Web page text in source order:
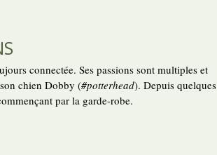
connectée. Ses passions sont multiples et
chien Dobby (#potterhead). Depuis quelques
par la garde-robe.